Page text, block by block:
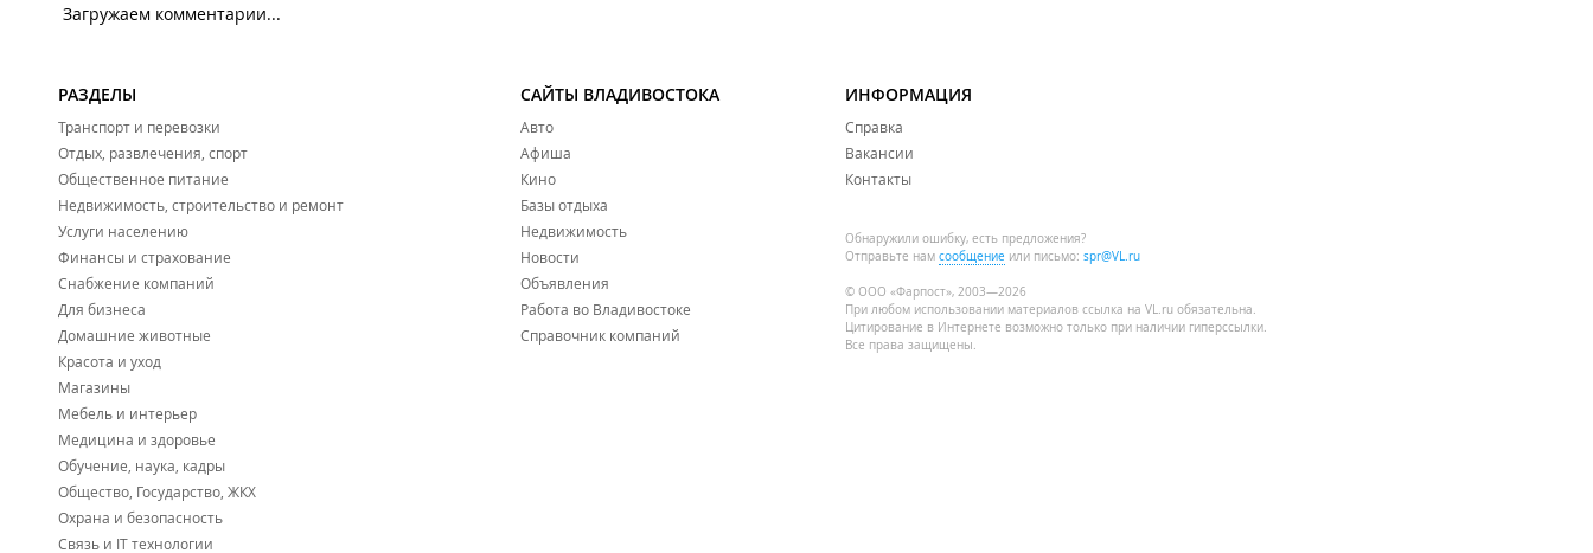
Загружаем комментарии...
РАЗДЕЛЫ
Транспорт и перевозки
Отдых, развлечения, спорт
Общественное питание
Недвижимость, строительство и ремонт
Услуги населению
Финансы и страхование
Снабжение компаний
Для бизнеса
Домашние животные
Красота и уход
Магазины
Мебель и интерьер
Медицина и здоровье
Обучение, наука, кадры
Общество, Государство, ЖКХ
Охрана и безопасность
Связь и IT технологии
САЙТЫ ВЛАДИВОСТОКА
Авто
Афиша
Кино
Базы отдыха
Недвижимость
Новости
Объявления
Работа во Владивостоке
Справочник компаний
ИНФОРМАЦИЯ
Справка
Вакансии
Контакты
Обнаружили ошибку, есть предложения?
Отправьте нам сообщение или письмо: spr@VL.ru
© ООО «Фарпост», 2003—2026
При любом использовании материалов ссылка на VL.ru обязательна.
Цитирование в Интернете возможно только при наличии гиперссылки.
Все права защищены.